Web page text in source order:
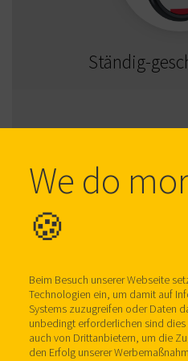
Ständig-
Ständig-
We do
🍪
Beim Besuch unserer Webseite
Technologien ein, um damit auf
Systems zuzugreifen oder Daten
unbedingt erforderlichen sind
auch von Drittanbietern, um die
den Erfolg unserer